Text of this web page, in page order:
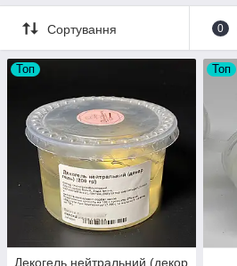
Сортування 0
Топ
Декогель нейтральний (декор
Топ